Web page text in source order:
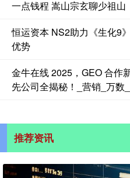
一点钱程 嵩山宗玄聊少祖山
恒运资本 NS2助力《生化9
优势
金牛在线 2025，GEO 合作
先公司全揭秘！_营销_万数
推荐资讯